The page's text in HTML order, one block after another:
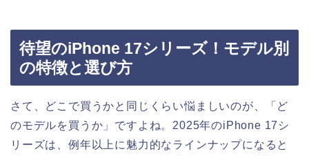
待望のiPhone 17シリーズ！モデル別
の特徴と選び方
さて、どこで買うかと同じくらい悩ましいのが、「ど
のモデルを買うか」ですよね。2025年のiPhone 17シ
リーズは、例年以上に魅力的なラインナップになると